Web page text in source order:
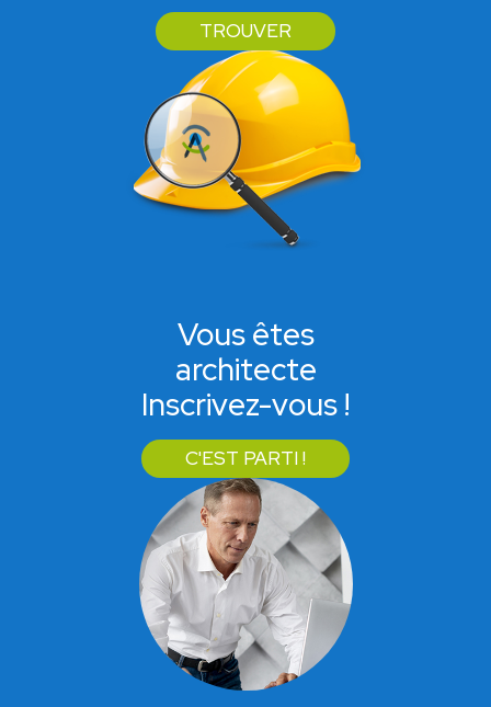
TROUVER
Vous êtes
architecte
Inscrivez-vous !
C'EST PARTI !